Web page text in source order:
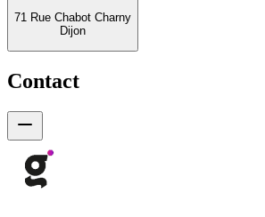
71 Rue Chabot Charny
Dijon
Contact